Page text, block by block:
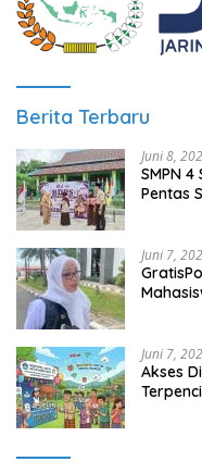
Berita Terbaru
Juni 8,
SMPN
Pentas
Juni 7,
Juni 7,
Akses